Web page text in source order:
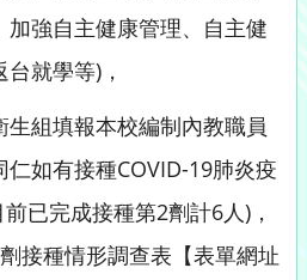
加強自主健康管理、自主健
就學等)，
組填報本校編制內教職員
如有接種COVID-19肺炎疫
已完成接種第2劑計6人)，
接種情形調查表【表單網址